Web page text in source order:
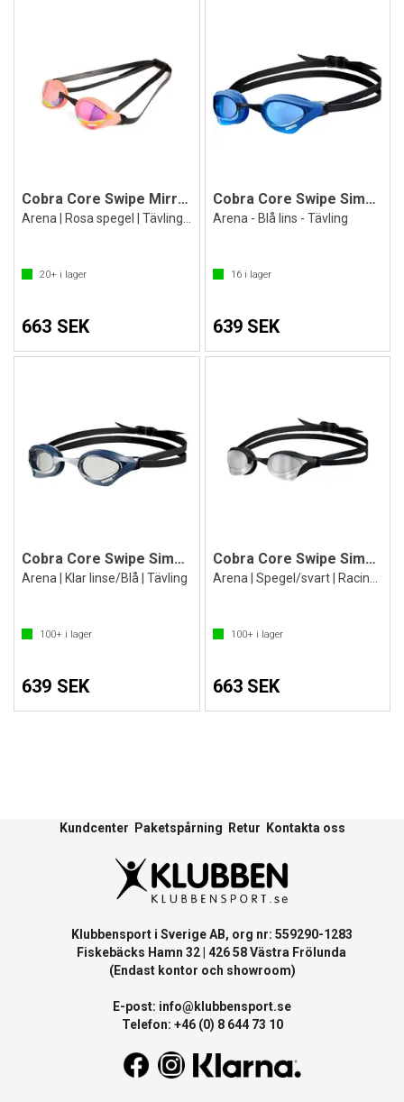
Cobra Core Swipe Mirror Simglasögon
20+ i lager
663 SEK
Cobra Core Swipe Simglasögon
Arena - Blå lins - Tävling
16i lager
639 SEK
Cobra Core Swipe Simglasögon
Arena | Klar linse/Blå | Tävling
100+ i lager
639 SEK
Cobra Core Swipe Simglasögon
100+i lager
663 SEK
Kundcenter Paketspårning Retur Kontakta oss
Klubbensport i Sverige AB, org nr: 559290-1283
Fiskebäcks Hamn 32 | 426 58 Västra Frölunda
(Endast kontor och showroom)
E-post: info@klubbensport.se
Telefon: +46 (0) 8 644 73 10